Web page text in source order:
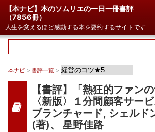
【本ナビ】本のソムリエの一日一冊書評
（7856冊）
人生を変えるほど感動する本を要約するサイトです
本ナビ > 書評一覧 >
【書評】「熱狂的ファン
〈新版〉１分間顧客サー
ブランチャード, シェルド
(著)、 星野佳路